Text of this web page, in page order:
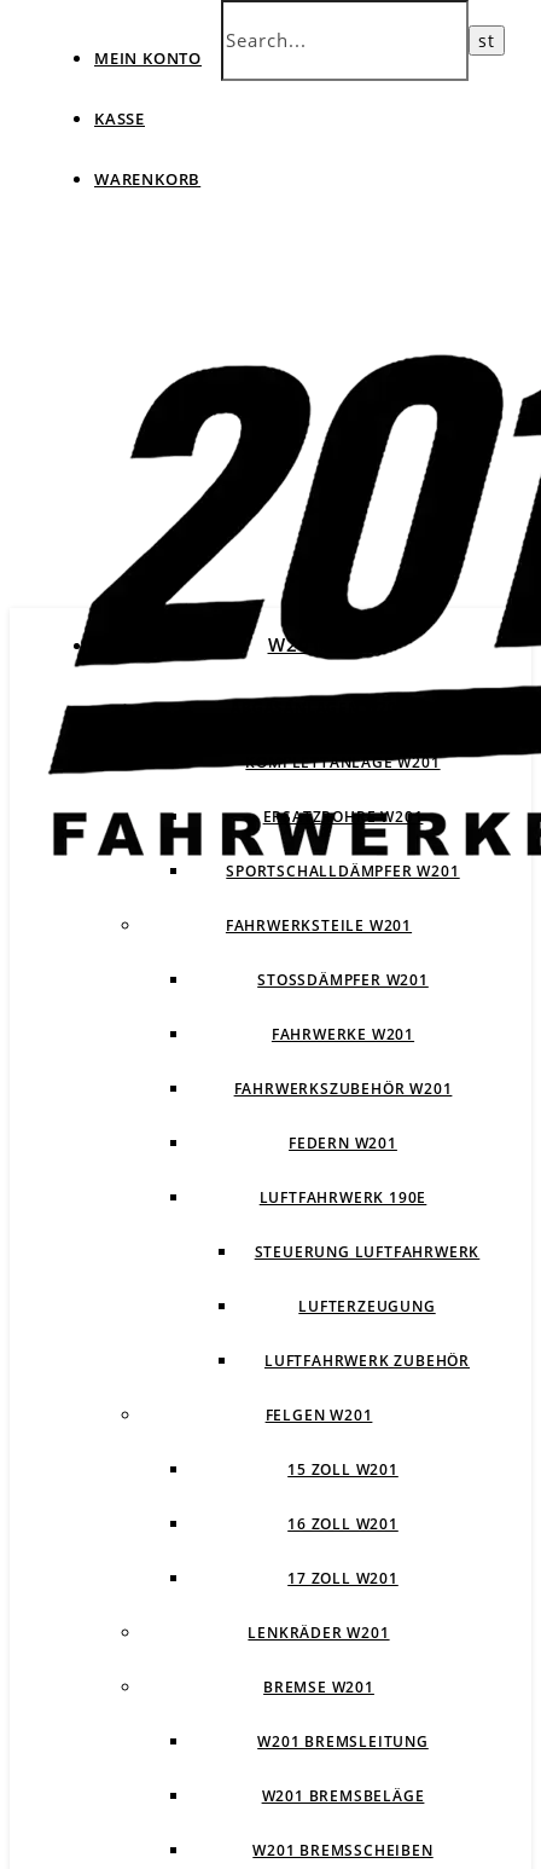
MEIN KONTO
KASSE
WARENKORB
W201
KOMPLETTANLAGE W201
ERSATZROHRE W201
SPORTSCHALLDÄMPFER W201
FAHRWERKSTEILE W201
STOSSDÄMPFER W201
FAHRWERKE W201
FAHRWERKSZUBEHÖR W201
FEDERN W201
LUFTFAHRWERK 190E
STEUERUNG LUFTFAHRWERK
LUFTERZEUGUNG
LUFTFAHRWERK ZUBEHÖR
FELGEN W201
15 ZOLL W201
16 ZOLL W201
17 ZOLL W201
LENKRÄDER W201
BREMSE W201
W201 BREMSLEITUNG
W201 BREMSBELÄGE
W201 BREMSSCHEIBEN